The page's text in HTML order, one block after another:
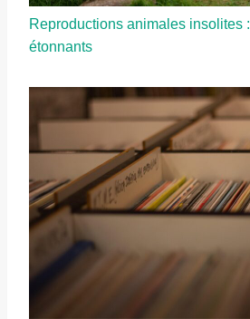
Reproductions animales insolites
étonnants